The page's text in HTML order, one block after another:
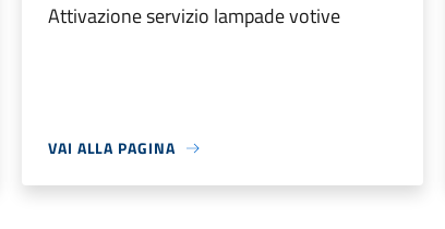
Attivazione servizio lampade votive
VAI ALLA PAGINA